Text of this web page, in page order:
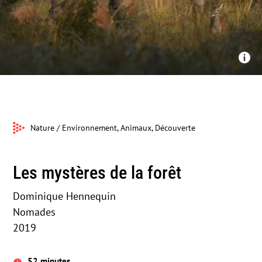
Nomades - Les mystères de la forêt 
Nature / Environnement, Animaux, Découverte
Les mystères de la forêt
Dominique Hennequin
Nomades
2019